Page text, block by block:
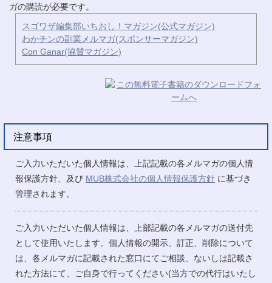
ガの購読が必要です。
スゴワザ編集部いちおし！マガジン(公式マガジン)
わかチンの副業メルマガ(スポンサーマガジン)
Con Ganar(協賛マガジン)
注意事項
ご入力いただいた個人情報は、上記記載の各メルマガの個人情
報保護方針、及び MUB株式会社の個人情報保護方針 に基づき
管理されます。
ご入力いただいた個人情報は、上部記載の各メルマガの送付先
として使用いたします。個人情報の開示、訂正、削除について
は、各メルマガに記載された窓口にてご相談、ないしは記載さ
れた方法にて、ご自身で行ってください(当方での代行はいたし